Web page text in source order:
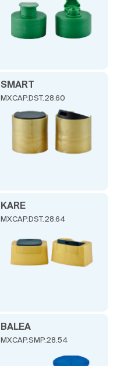
SMART
MXCAP.DST.28.60
KARE
MXCAP.DST.28.64
BALEA
MXCAP.SMP.28.54